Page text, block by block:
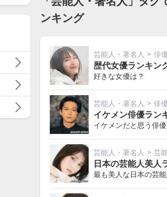
ンキング
芸能人・著名人 > 俳
歴代女優ランキン
好きな女優は？
芸能人・著名人 > 俳
イケメン俳優ラン
イケメンだと思う俳優
芸能人・著名人 > 芸能
日本の芸能人美人
最も美人な日本の芸能